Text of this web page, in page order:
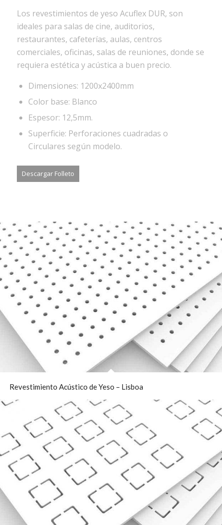
Los revestimientos de yeso Acuflex DUR, son
ideales para salas de cine, auditorios,
restaurantes, cafeterías, aulas, centros
comerciales, oficinas, salas de reuniones, donde se
requiera estética y acústica a buen precio.
Dimensiones: 1200x2400mm
Color base: Blanco
Espesor: 12,5mm.
Superficie: Perforaciones cuadradas o
Circulares según modelo.
Descargar Folleto
Revestimiento Acústico de Yeso – Lisboa